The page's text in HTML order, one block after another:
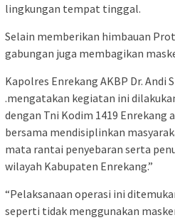
lingkungan tempat tinggal.
Selain memberikan himbauan
gabungan juga membagikan
Kapolres Enrekang AKBP Dr. Andi
.mengatakan kegiatan ini
dengan Tni Kodim 1419 Enrekang
bersama mendisiplinkan
mata rantai penyebaran serta
wilayah Kabupaten Enrekang.”
“Pelaksanaan operasi ini
seperti tidak menggunakan